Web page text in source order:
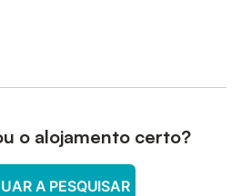
o alojamento certo?
A PESQUISAR